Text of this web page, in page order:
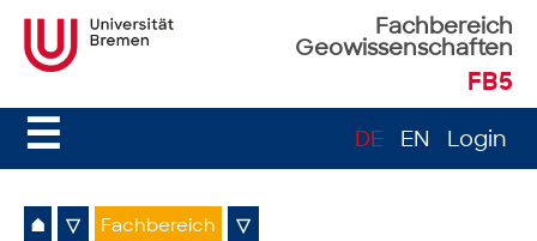
Fachbereich
Geowissenschaften
FB5
☰ DE EN Login
⌂ ▽ Fachbereich ▽